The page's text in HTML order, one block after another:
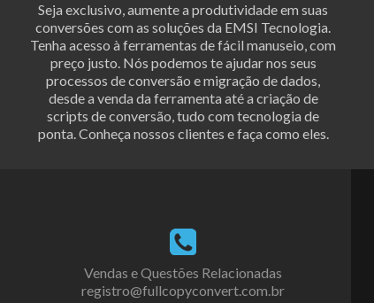
Seja exclusivo, aumente a produtividade em suas
conversões com as soluções da EMSI Tecnologia.
Tenha acesso à ferramentas de fácil manuseio, com
preço justo. Nós podemos te ajudar nos seus
processos de conversão e migração de dados,
desde a venda da ferramenta até a criação de
scripts de conversão, tudo com tecnologia de
ponta. Conheça nossos clientes e faça como eles.
Vendas e Questões Relacionadas
registro@fullcopyconvert.com.br